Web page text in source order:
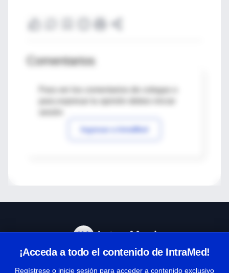
Comentarios
Para ver los comentarios de colegas o
Ingresar a IntraMed
¡Acceda a todo el contenido de IntraMed!
Regístrese o inicie sesión para acceder a contenido exclusivo